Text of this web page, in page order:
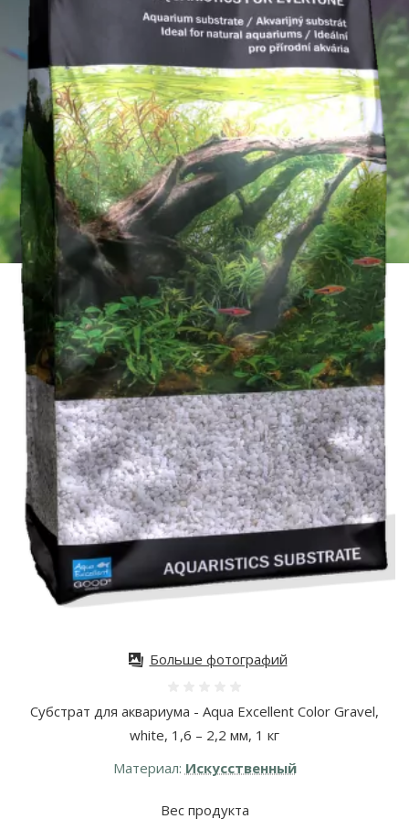
Субстрат для аквариума - Aqua Excellent Color Gravel,
white, 1,6 – 2,2 мм, 1 кг
Материал: Искусственный
Вес продукта
Больше фотографий